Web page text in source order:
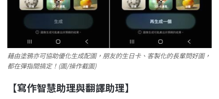
藉由塗鴉亦可協助優化生成配圖，朋友的生日卡、客製化的長輩問好圖，
都在彈指間搞定！(圖/操作截圖)
【寫作智慧助理與翻譯助理】